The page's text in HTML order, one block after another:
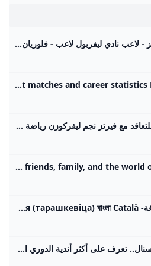
FilGoal فلوريان فيرتز - لاعب نادي ليفربول لاعب - فلوريان فيرتز - نادي ليفربول - دولة ألمانيا الرئيسية أخبار مباريات ميركاتو فانتازي في الجول مسابقة التوقعات فيديوهات عدسات آراء حرة ركن الألعاب الدوري المصري الدوري الإنجليزي الممتاز الدوري الإسباني الدوري الإيطالي الدوري الفرنسي الدوري الألماني الدوري السعودي للمحترفين دوري أبطال إفريقيا كأس الكونفدرالية دوري أبطال أوروبا كل البطولات الكرة المصرية الدوري المصري الكرة الأوروبية الكرة الإفريقية منتخب مصر سعودي في الجول الدوري الإنجليزي الدوري الإسباني دوري أبطال أوروبا
Florian Wirtz - Soccer player profile & career statistics - Global Sports Archive Player profile page of Florian Wirtz ( Soccer ) with player details, recent matches and career statistics Most Recentالدوري الإنجليزي 2025/2026الدرع الخيرية 2025دوري الامم الاوروبية 2024/2025 الدوري الألماني 2024/2025 كأس السوبر الألماني 2024كأس الاتحاد الالماني 2024/2025دوري أبطال أوروبا 2024/2025 بطولة أمم أوروبا 2024 ألمانيامباريات دولية ودية 2024الدوري الألماني 2023/2024 كأس الاتحاد الالماني 2023/2024الدوري الأوروبي 2023/2024مباريات دولية ودية 2023 الدوري الألماني 2022/2023 الدوري الأوروبي 2022/2023 الدوري الألماني 2021/2022 كأس الاتحاد الالماني 2021/2022الدوري الأوروبي 2021/2022تصفيات كأس العالم 2022 قطربطولة أوروبا تحت 21 سنة 2021 المجر / سلوفينياالدوري الألماني 2020/2021 كأس الاتحاد الالماني 2020/2021الدوري الأوروبي 2020/2021الدوري الألماني 2019/2020 بوندسليغا لتحت الـ19 سنة 2019/2020بوندسليغا لتحت الـ17 سنة 2019/2020كأس الاتحاد الالماني 2019/2020الدوري الأوروبي 2019/2020تصفيات أوروبا تحت 21 سنة 2021 المجر / سلوفينياB-Junioren-Bundesliga 2018/2019
عرض خرافي من مان سيتي للتعاقد مع فيرتز نجم ليفركوزن رياضة الجزيرة نت تعمل إدارة مانشستر سيتي بكل قوة على تعزيز صفوفه خلال سوق الانتقالات الصيفية المقبلة استعدادا للموسم الكروي القادم 2025-2026، إذ تقترب من التعاقد مع أحد أبرز نجوم الدوري الألماني وفق تقارير بريطانية. list of 2 itemslist 1 of 2 أغلى 10 صفقات في تاريخ كرة القدم بعد انتقال إيزاك إلى ليفربول list 2 of 2 يوم أخبر ريال مدريد بيدري نجم برشلونة بأنه لا يصلح للعب end of list
- YouTube Enjoy the videos and music you love, upload original content, and share it all with friends, family, and the world on YouTube.
فلوريان فيرتز - ويكيبيديا 49 لغة- Беларуская (тарашкевіца) বাংলা Català کوردی Čeština Dansk Deutsch Ελληνικά English Esperanto Español
على رأسهم أرسنال.. تعرف على أكثر أندية الدوري الإنجليزي إنفاقًا يسوق الانتقالات 2025 شهد سوق الانتقالات الصيفية في الدوري الإنجليزي منافسة قوية بين الأندية، حيث سجل ليفربول صفقات قياسية، بينما تصدر أرسنال قائمة الأندية الأكثر إنفاقًا صافيًا. الرئيسية رياضة على رأسهم أرسنال.. تعرف على أكثر أندية الدوري الإنجليزي إنفاقًا يسوق الانتقالات 2025 على رأسهم أرسنال.. تعرف على أكثر أندية الدوري الإنجليزي إنفاقًا يسوق الانتقالات 2025 رياضةمصطفى سيد 02 سبتمبر 2025 فلوريان فيرتز \ المصدر | AFP انتهت سوق الانتقالات الصيفية في الدوري الإنجليزي الممتاز لعام 2025 بعدما شهدت منافسة شرسة بين الأندية التي سعت لتعزيز صفوفها.